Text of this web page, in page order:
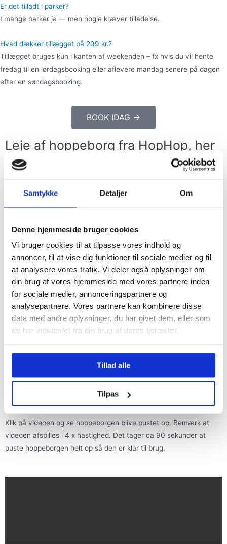
Samtykke Detaljer Om
Denne hjemmeside bruger cookies
Vi bruger cookies til at tilpasse vores indhold og
annoncer, til at vise dig funktioner til sociale medier og til
at analysere vores trafik. Vi deler også oplysninger om
din brug af vores hjemmeside med vores partnere inden
for sociale medier, annonceringspartnere og
analysepartnere. Vores partnere kan kombinere disse
data med andre oplysninger, du har givet dem, eller som
de har indsamlet fra din brug af deres tjenester.
Tillad alle
Tilpas
Er det tilladt i parker?
I mange parker ja — men nogle kræver tilladelse.
Hvad dækker tillægget på 299 kr.?
Tillægget bruges kun i kanten af weekenden – fx hvis du vil hente
fredag til en lørdagsbooking eller aflevere mandag senere på dagen
efter en søndagsbooking.
BOOK IDAG →
Leje af hoppeborg fra HopHop, her
er det praktiske...
hjem
bookingdagen. Klik på videoen og se hvordan Jonas pakker
hoppeborgen, blæser og sækkevogn ind i bilen.
Sådan opsætter du hoppeborgen
Klik på videoen og se hoppeborgen blive pustet op. Bemærk at
videoen afspilles i 4 x hastighed. Det tager ca 90 sekunder at
puste hoppeborgen helt op så den er klar til brug.